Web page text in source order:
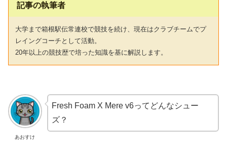
記事の執筆者
大学まで箱根駅伝常連校で競技を続け、現在はクラブチームでプ
レイングコーチとして活動。
20年以上の競技歴で培った知識を基に解説します。
あおすけ
Fresh Foam X Mere v6ってどんなシュー
ズ？